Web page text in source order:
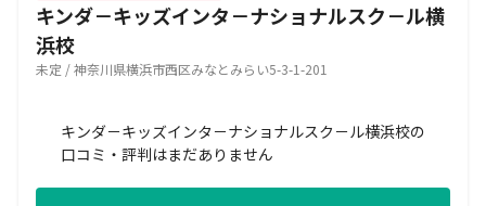
キンダ－キッズインタ－ナショナルスク－ル横
浜校
未定 / 神奈川県横浜市西区みなとみらい5-3-1-201
キンダ－キッズインタ－ナショナルスク－ル横浜校の
口コミ・評判はまだありません